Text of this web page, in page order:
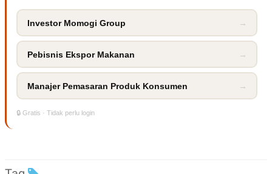
N
G
D
A
SITEMAP
Investor Momogi Group →
Pebisnis Ekspor Makanan →
Manajer Pemasaran Produk Konsumen →
🔒 Gratis · Tidak perlu login